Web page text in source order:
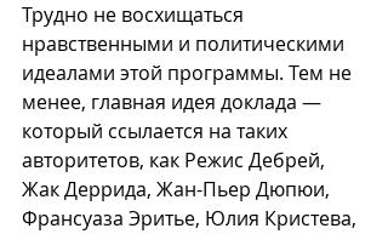
Трудно не восхищаться
нравственными и политическими
идеалами этой программы. Тем не
менее, главная идея доклада —
который ссылается на таких
авторитетов, как Режис Дебрей,
Жак Деррида, Жан-Пьер Дюпюи,
Франсуаза Эритье, Юлия Кристева,